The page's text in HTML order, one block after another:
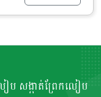
ប សង្កាត់ព្រែកលៀប